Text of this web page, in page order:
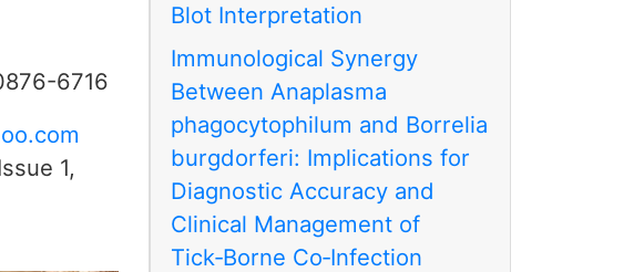
6716
1,
Blot Interpretation
Immunological Synergy
Between Anaplasma
phagocytophilum and Borrelia
burgdorferi: Implications for
Diagnostic Accuracy and
Clinical Management of
Tick‑Borne Co‑Infection